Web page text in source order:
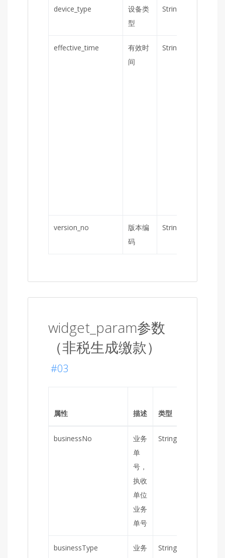
device_type
设备类
型
String
effective_time
有效时
间
String
version_no
版本编
码
String
widget_param参数
（非税生成缴款）
#03
属性 描述 类型
businessNo
业务
单
号，
执收
单位
业务
单号
String
businessType
业务
String